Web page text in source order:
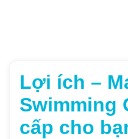
Lợi ích –
Swimming
cấp cho